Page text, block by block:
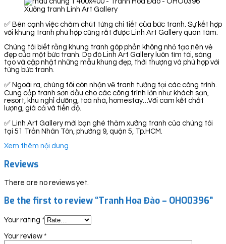
Xưởng tranh Linh Art Gallery
✅ Bên cạnh việc chăm chút từng chi tiết của bức tranh. Sự kết hợp
với khung tranh phù hợp cũng rất được Linh Art Gallery quan tâm.
Chúng tôi biết rằng khung tranh góp phần không nhỏ tạo nên vẻ
đẹp của một bức tranh. Do đó Linh Art Gallery luôn tìm tòi, sáng
tạo và cập nhật những mẫu khung đẹp, thời thượng và phù hợp với
từng bức tranh.
✅ Ngoài ra, chúng tôi còn nhận vẽ tranh tường tại các công trình.
Cung cấp tranh sơn dầu cho các công trình lớn như: khách sạn,
resort, khu nghỉ dưỡng, toà nhà, homestay…Với cam kết chất
lượng, giá cả và tiến độ.
✅ Linh Art Gallery mời bạn ghé thăm xưởng tranh của chúng tôi
tại 51 Trần Nhân Tôn, phường 9, quận 5, Tp.HCM.
Xem thêm nội dung
Reviews
There are no reviews yet.
Be the first to review “Tranh Hoa Đào – OHO0396”
Your rating *
Your review *